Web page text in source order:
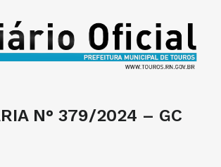
N° 379/2024 – GC
FREQUENTES